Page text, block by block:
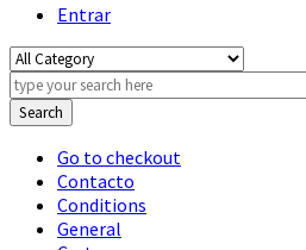
Entrar
Search
Go to checkout
Contacto
Conditions
General